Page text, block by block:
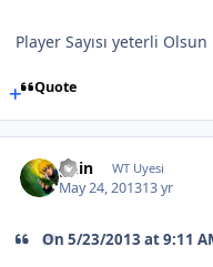
Player Sayısı yeterli
Quote
guin WT Uyesi
May 24, 201313 yr
On 5/23/2013 at 9:11